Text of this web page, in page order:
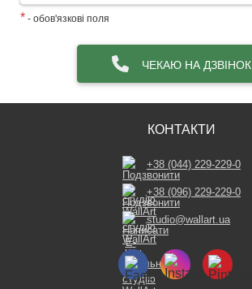
* - обов'язкові поля
ЧЕКАЮ НА ДЗВІНОК
КОНТАКТИ
+38 (044) 229-229-0
+38 (096) 229-229-0
studio@wallart.ua